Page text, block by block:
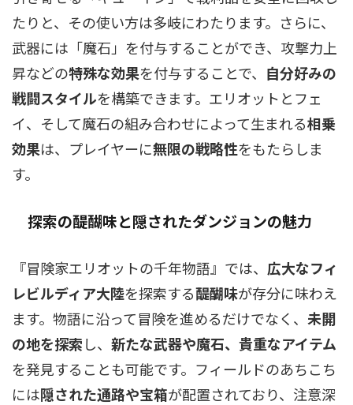
たりと、その使い方は多岐にわたります。さらに、
武器には「魔石」を付与することができ、攻撃力上
昇などの特殊な効果を付与することで、 自分好みの
戦闘スタイルを構築できます。エリオットとフェ
イ、そして魔石の組み合わせによって生まれる相乗
効果は、プレイヤーに無限の戦略性をもたらしま
す。
探索の醍醐味と隠されたダンジョンの魅力
『冒険家エリオットの千年物語』では、 広大なフィ
レビルディア大陸を探索する醍醐味が存分に味わえ
ます。物語に沿って冒険を進めるだけでなく、 未開
の地を探索し、 新たな武器や魔石、貴重なアイテム
を発見することも可能です。フィールドのあちこち
には隠された通路や宝箱が配置されており、注意深